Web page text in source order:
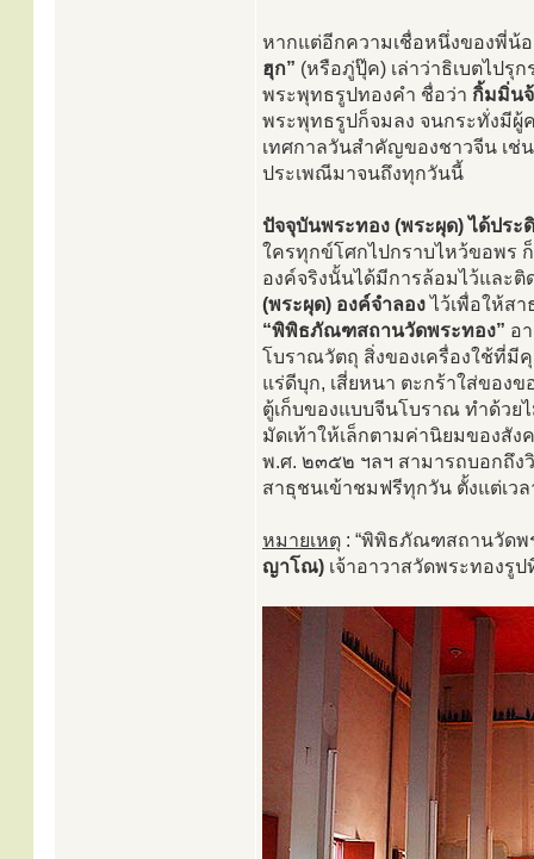
หากแต่อีกความเชื่อหนึ่งของพี่น้
ฮุก” (หรือภู่ปุ๊ค) เล่าว่าธิเบตไปรุก
พระพุทธรูปทองคำ ชื่อว่า กิ้มมิ่น
พระพุทธรูปก็จมลง จนกระทั่งมีผู้
เทศกาลวันสำคัญของชาวจีน เช่
ประเพณีมาจนถึงทุกวันนี้
ปัจจุบันพระทอง (พระผุด) ได้ปร
ใครทุกข์โศกไปกราบไหว้ขอพร
องค์จริงนั้นได้มีการล้อมไว้และ
(พระผุด) องค์จำลองไว้เพื่อให้ส
“พิพิธภัณฑสถานวัดพระทอง” อ
โบราณวัตถุ สิ่งของเครื่องใช้ที่มี
แร่ดีบุก, เสี่ยหนา ตะกร้าใส่ของ
ตู้เก็บของแบบจีนโบราณ ทำด้วย
มัดเท้าให้เล็กตามค่านิยมของสั
พ.ศ. ๒๓๕๒ ฯลฯ สามารถบอกถึง
สาธุชนเข้าชมฟรีทุกวัน ตั้งแต่เว
หมายเหตุ : “พิพิธภัณฑสถานวัดพ
ญาโณ) เจ้าอาวาสวัดพระทองรู